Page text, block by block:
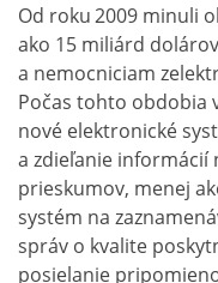
Od roku 2009 minuli
ako 15 miliárd
a nemocniciam
Počas tohto obdobia
nové elektronické
a zdieľanie informácií
prieskumov, menej
systém na
správ o kvalite
posielanie